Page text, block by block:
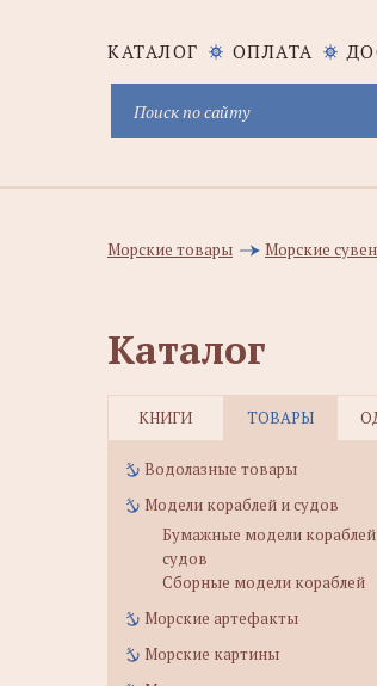
КАТАЛОГ ОПЛАТА
Морские товары Морские
Каталог
КНИГИ ТОВАРЫ
Водолазные товары
Модели кораблей и судов
Бумажные модели
судов
Сборные модели кораблей
Морские артефакты
Морские картины